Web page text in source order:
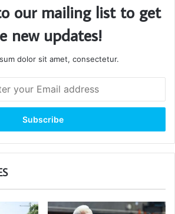
our mailing list to get
new updates!
dolor sit amet, consectetur.